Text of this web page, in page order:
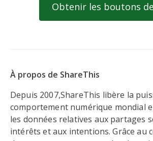
Obtenir les boutons
À propos de ShareThis
Depuis 2007,ShareThis libère la
comportement numérique mondial
les données relatives aux partages
intérêts et aux intentions. Grâce au